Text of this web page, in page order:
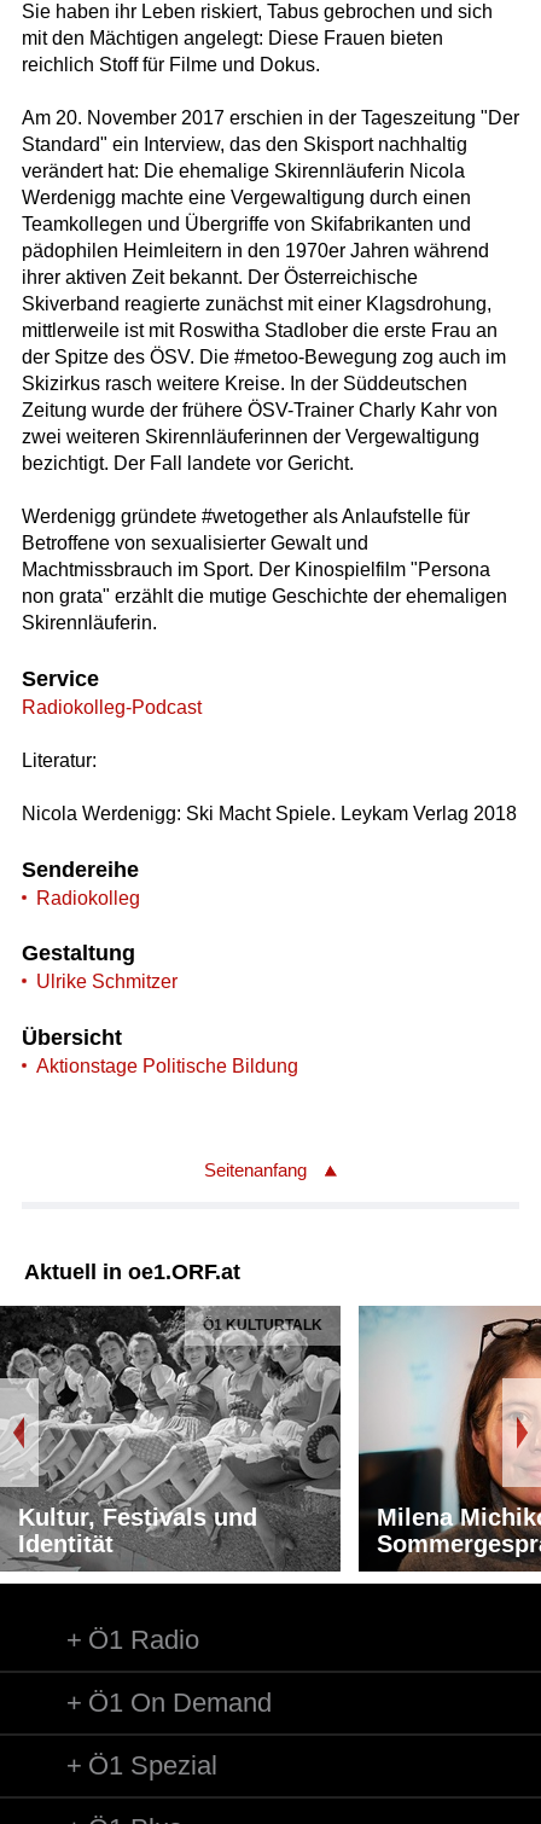
Sie haben ihr Leben riskiert, Tabus gebrochen und sich
mit den Mächtigen angelegt: Diese Frauen bieten
reichlich Stoff für Filme und Dokus.
Am 20. November 2017 erschien in der Tageszeitung "Der
Standard" ein Interview, das den Skisport nachhaltig
verändert hat: Die ehemalige Skirennläuferin Nicola
Werdenigg machte eine Vergewaltigung durch einen
Teamkollegen und Übergriffe von Skifabrikanten und
pädophilen Heimleitern in den 1970er Jahren während
ihrer aktiven Zeit bekannt. Der Österreichische
Skiverband reagierte zunächst mit einer Klagsdrohung,
mittlerweile ist mit Roswitha Stadlober die erste Frau an
der Spitze des ÖSV. Die #metoo-Bewegung zog auch im
Skizirkus rasch weitere Kreise. In der Süddeutschen
Zeitung wurde der frühere ÖSV-Trainer Charly Kahr von
zwei weiteren Skirennläuferinnen der Vergewaltigung
bezichtigt. Der Fall landete vor Gericht.
Werdenigg gründete #wetogether als Anlaufstelle für
Betroffene von sexualisierter Gewalt und
Machtmissbrauch im Sport. Der Kinospielfilm "Persona
non grata" erzählt die mutige Geschichte der ehemaligen
Skirennläuferin.
Service
Radiokolleg-Podcast
Literatur:
Nicola Werdenigg: Ski Macht Spiele. Leykam Verlag 2018
Sendereihe
Radiokolleg
Gestaltung
Ulrike Schmitzer
Übersicht
Aktionstage Politische Bildung
Seitenanfang
Aktuell in oe1.ORF.at
Ö1 KULTURTALK
Kultur, Festivals und
Identität
Milena
Ö1 Radio
Ö1 On Demand
Ö1 Spezial